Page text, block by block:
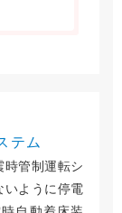
テム
管制運転シ
いように停電